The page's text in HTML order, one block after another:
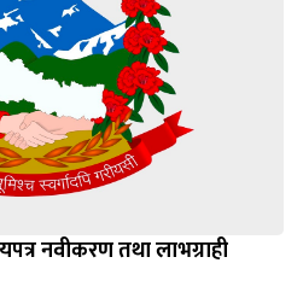
नवीकरण तथा लाभग्राही